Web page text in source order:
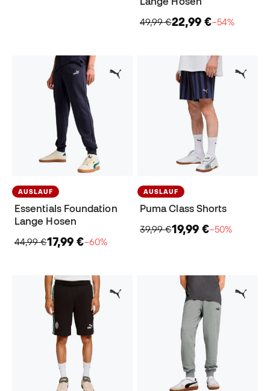
49,99 €22,99 €−54%
AUSLAUF
Essentials Foundation
Lange Hosen
44,99 €17,99 €−60%
AUSLAUF
Puma Class Shorts
39,99 €19,99 €−50%